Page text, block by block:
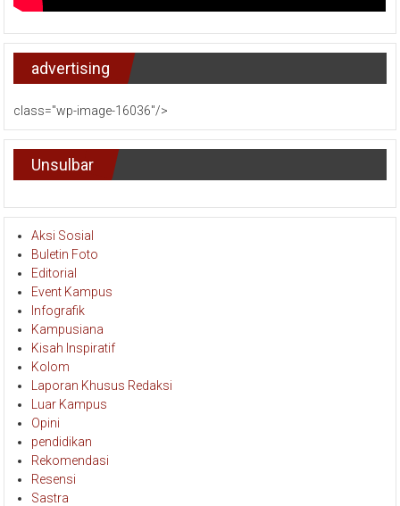
advertising
class="wp-image-16036"/>
Unsulbar
Aksi Sosial
Buletin Foto
Editorial
Event Kampus
Infografik
Kampusiana
Kisah Inspiratif
Kolom
Laporan Khusus Redaksi
Luar Kampus
Opini
pendidikan
Rekomendasi
Resensi
Sastra